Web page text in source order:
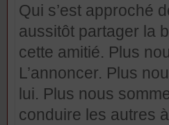
Qui s’est approché
aussitôt partager la
cette amitié. Plus
L’annoncer. Plus
lui. Plus nous
conduire les autres